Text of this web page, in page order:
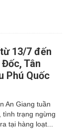
13/7 đến
Tân
Phú Quốc
An Giang tuần
tình trạng ngừng
tại hàng loạt...